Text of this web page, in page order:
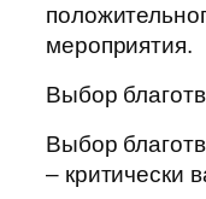
мероприятия.
Выбор
Выбор
– критически